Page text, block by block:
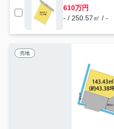
610万円
- / 250.57㎡ / -
売地